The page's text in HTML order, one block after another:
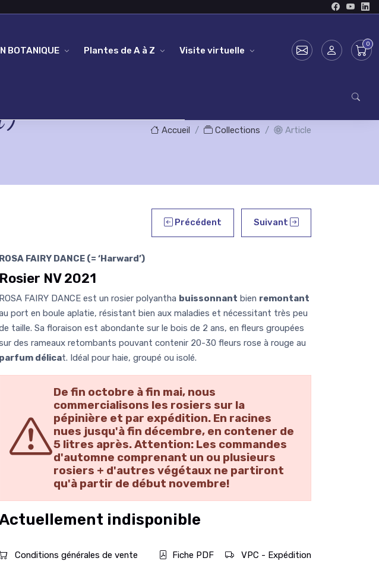
BOTANIQUE Plantes de A à Z Visite virtuelle
Accueil Collections Article
Précédent Suivant
ROSA FAIRY DANCE (= ‘Harward’)
Rosier NV 2021
ROSA FAIRY DANCE est un rosier polyantha buissonnant bien remontant
port en boule aplatie, résistant bien aux maladies et nécessitant très peu
taille. Sa floraison est abondante sur le bois de 2 ans, en fleurs groupées
des rameaux retombants pouvant contenir 20-30 fleurs rose à rouge au
parfum délicat. Idéal pour haie, groupé ou isolé.
De fin octobre à fin mai, nous
commercialisons les rosiers sur la
pépinière et par expédition. En racines
nues jusqu'à fin décembre, en contener de
5 litres après. Attention: Les commandes
d'automne comprenant un ou plusieurs
rosiers + d'autres végétaux ne partiront
qu'à partir de début novembre!
indisponible
Conditions générales de vente Fiche PDF VPC - Expédition